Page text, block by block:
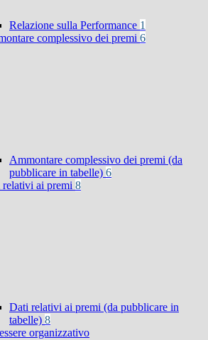
Relazione sulla Performance 1
complessivo dei premi 6
Ammontare complessivo dei premi (da
pubblicare in tabelle) 6
ai premi 8
Dati relativi ai premi (da pubblicare in
tabelle) 8
organizzativo